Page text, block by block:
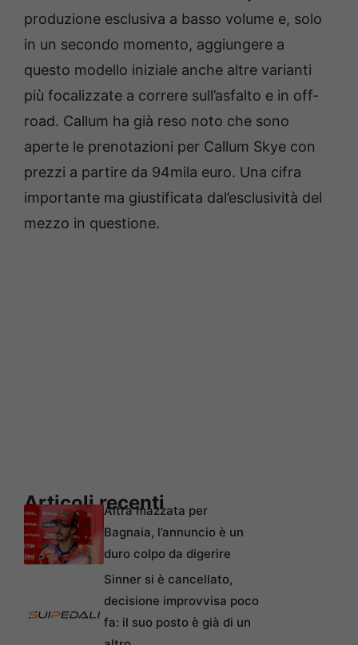
produzione esclusiva a basso volume e, solo
in un secondo momento, aggiungere a
questo modello iniziale anche altre varianti
più focalizzate a correre sull’asfalto e in off-
road. Callum ha già reso noto che sono
aperte le prenotazioni per Callum Skye con
prezzi a partire da 94mila euro. Una cifra
importante ma giustificata dal’esclusività del
mezzo in questione.
Articoli recenti
Altra mazzata per
Bagnaia, l’annuncio è un
duro colpo da digerire
Sinner si è cancellato,
decisione improvvisa poco
fa: il suo posto è già di un